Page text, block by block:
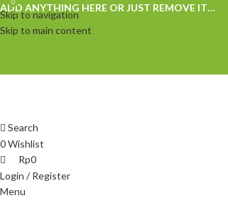
Skip to navigation
Skip to main content
ADD ANYTHING HERE OR JUST REMOVE IT…
Search
0Wishlist
0
Rp0
Login / Register
Menu
0